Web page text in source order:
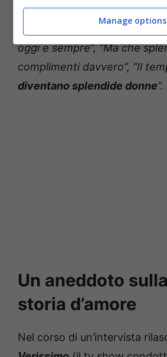
risplendono per la loro età“.
tu possa circondarti di chi ti
oggi e sempre”, “Ma che
complimenti davvero”, “Il
diventano splendide donne“.
Un aneddoto
storia d’amore
Nel corso di un’intervista
Manage options